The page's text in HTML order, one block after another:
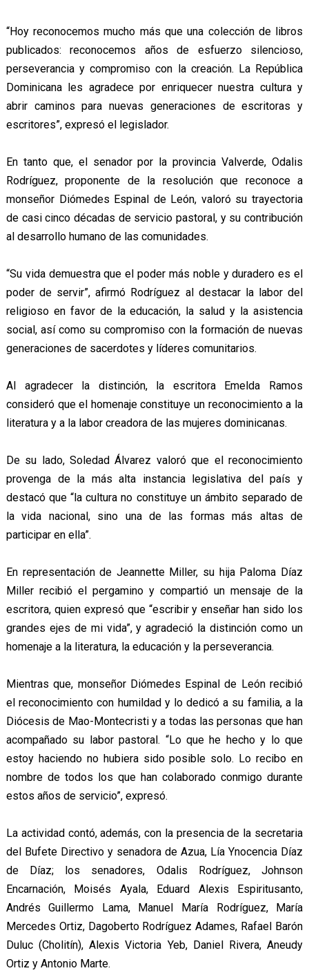
“Hoy reconocemos mucho más que una colección de libros
publicados: reconocemos años de esfuerzo silencioso,
perseverancia y compromiso con la creación. La República
Dominicana les agradece por enriquecer nuestra cultura y
abrir caminos para nuevas generaciones de escritoras y
escritores”, expresó el legislador.
En tanto que, el senador por la provincia Valverde, Odalis
Rodríguez, proponente de la resolución que reconoce a
monseñor Diómedes Espinal de León, valoró su trayectoria
de casi cinco décadas de servicio pastoral, y su contribución
al desarrollo humano de las comunidades.
“Su vida demuestra que el poder más noble y duradero es el
poder de servir”, afirmó Rodríguez al destacar la labor del
religioso en favor de la educación, la salud y la asistencia
social, así como su compromiso con la formación de nuevas
generaciones de sacerdotes y líderes comunitarios.
Al agradecer la distinción, la escritora Emelda Ramos
consideró que el homenaje constituye un reconocimiento a la
literatura y a la labor creadora de las mujeres dominicanas.
De su lado, Soledad Álvarez valoró que el reconocimiento
provenga de la más alta instancia legislativa del país y
destacó que “la cultura no constituye un ámbito separado de
la vida nacional, sino una de las formas más altas de
participar en ella”.
En representación de Jeannette Miller, su hija Paloma Díaz
Miller recibió el pergamino y compartió un mensaje de la
escritora, quien expresó que “escribir y enseñar han sido los
grandes ejes de mi vida”, y agradeció la distinción como un
homenaje a la literatura, la educación y la perseverancia.
Mientras que, monseñor Diómedes Espinal de León recibió
el reconocimiento con humildad y lo dedicó a su familia, a la
Diócesis de Mao-Montecristi y a todas las personas que han
acompañado su labor pastoral. “Lo que he hecho y lo que
estoy haciendo no hubiera sido posible solo. Lo recibo en
nombre de todos los que han colaborado conmigo durante
estos años de servicio”, expresó.
La actividad contó, además, con la presencia de la secretaria
del Bufete Directivo y senadora de Azua, Lía Ynocencia Díaz
de Díaz; los senadores, Odalis Rodríguez, Johnson
Encarnación, Moisés Ayala, Eduard Alexis Espiritusanto,
Andrés Guillermo Lama, Manuel María Rodríguez, María
Mercedes Ortiz, Dagoberto Rodríguez Adames, Rafael Barón
Duluc (Cholitín), Alexis Victoria Yeb, Daniel Rivera, Aneudy
Ortiz y Antonio Marte.